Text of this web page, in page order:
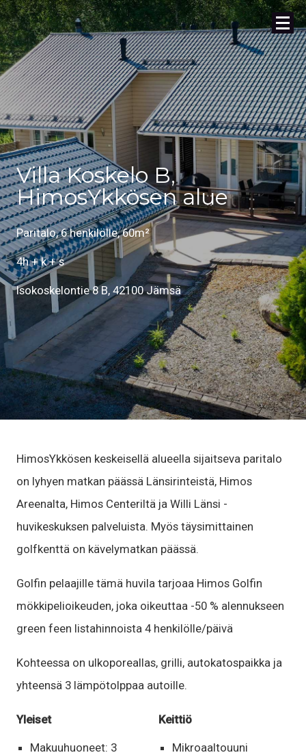
Villa Koskelo B,
HimosYkkösen alue
Paritalo, 6 henkilölle, 60m²
4h + k + s
Isokoskelontie 8 B, 42100 Jämsä
HimosYkkösen keskeisellä alueella sijaitseva paritalo
on lyhyen matkan päässä Länsirinteistä, Himos
Areenalta, Himos Centeriltä ja Willi Länsi -
huvikeskuksen palveluista. Myös täysimittainen
golfkenttä on kävelymatkan päässä.
Golfin pelaajille tämä huvila tarjoaa Himos Golfin
mökkipelioikeuden, joka oikeuttaa -50 % alennukseen
green feen listahinnoista 4 henkilölle/päivä
Kohteessa on ulkoporeallas, grilli, autokatospaikka ja
yhteensä 3 lämpötolppaa autoille.
Yleiset
Makuuhuoneet: 3
Keittiö
Mikroaaltouuni